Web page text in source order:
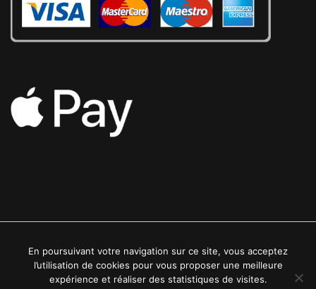
2022 © Luxe24kt | Tous droits réservés
En poursuivant votre navigation sur ce site, vous acceptez
l’utilisation de cookies pour vous proposer une meilleure
expérience et réaliser des statistiques de visites.